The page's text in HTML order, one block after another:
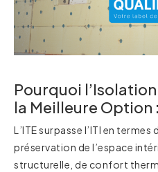
Pourquoi
la Meilleure Option :
L’ITE surpasse l’ITI en
préservation de l’espace
structurelle, de confort